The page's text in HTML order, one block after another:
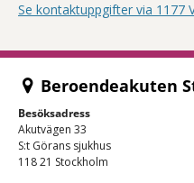
Se kontaktuppgifter via 1177
Beroendeakuten
Besöksadress
Akutvägen 33
S:t Görans sjukhus
118 21 Stockholm